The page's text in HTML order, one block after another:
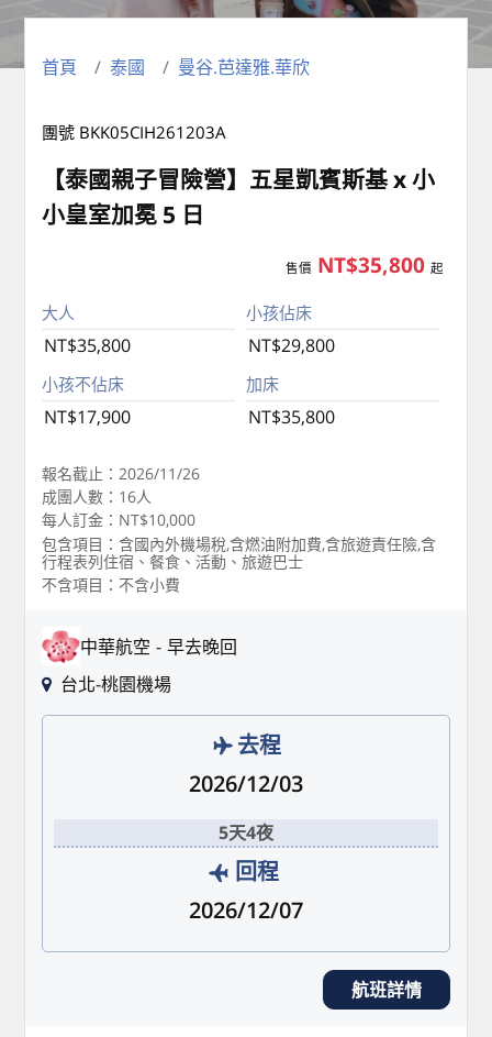
首頁 泰國 曼谷.芭達雅.華欣
團號 BKK05CIH261203A
【泰國親子冒險營】五星凱賓斯基 x 小
小皇室加冕 5 日
售價 NT$35,800 起
大人
NT$35,800
小孩佔床
NT$29,800
小孩不佔床
NT$17,900
加床
NT$35,800
報名截止：2026/11/26
成團人數：16人
每人訂金：NT$10,000
包含項目：含國內外機場稅,含燃油附加費,含旅遊責任險,含
行程表列住宿、餐食、活動、旅遊巴士
不含項目：不含小費
中華航空
早去晚回
台北-桃園機場
去程
2026/12/03
5天4夜
回程
2026/12/07
航班詳情